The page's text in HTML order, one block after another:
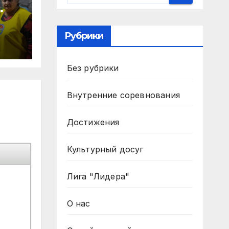
Рубрики
Без рубрики
Внутренние соревнования
Достижения
Культурный досуг
Лига "Лидера"
О нас